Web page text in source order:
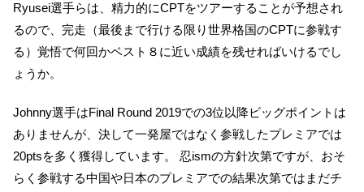
Ryusei選手らは、精力的にCPTをツアーすることが予想され
るので、完走（最後まで行ける限り世界格国のCPTに参戦す
る）覚悟で何回かベスト８に近い成績を残せればいけるでし
ょうか。
Johnny選手はFinal Round 2019での3位以降ビッグポイントは
ありませんが、決して一発屋ではなく参戦したプレミアでは
20ptsを多く獲得しています。 忍ismの方針次第ですが、おそ
らく参戦する中国や日本のプレミアでの結果次第ではまだチ